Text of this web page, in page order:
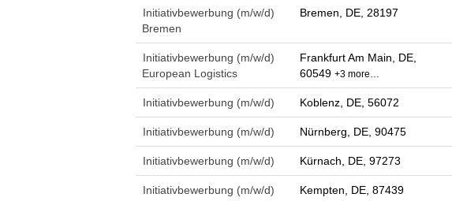
Initiativbewerbung (m/w/d)
Bremen
Bremen, DE, 28197
Initiativbewerbung (m/w/d)
European Logistics
Frankfurt Am Main, DE,
60549 +3 more…
Initiativbewerbung (m/w/d) Koblenz, DE, 56072
Initiativbewerbung (m/w/d) Nürnberg, DE, 90475
Initiativbewerbung (m/w/d) Kürnach, DE, 97273
Initiativbewerbung (m/w/d)
Kempten, DE, 87439